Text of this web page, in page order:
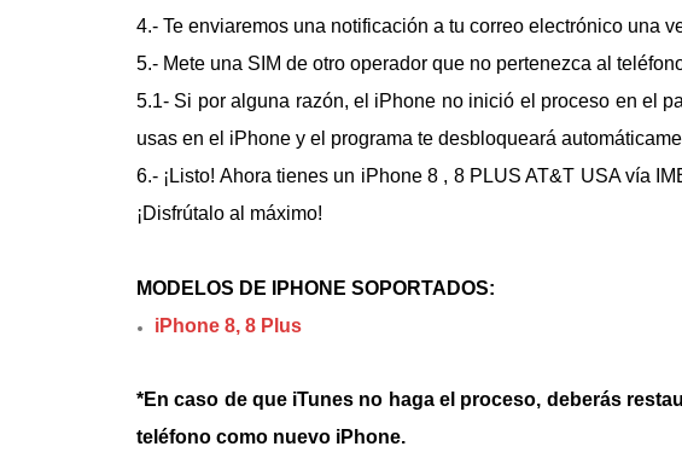
4.- Te enviaremos una notificación a tu correo electrónico una
5.- Mete una SIM de otro operador que no pertenezca al
5.1- Si por alguna razón, el iPhone no inició el proceso en el
usas en el iPhone y el programa te desbloqueará
6.- ¡Listo! Ahora tienes un iPhone 8 , 8 PLUS AT&T USA vía
¡Disfrútalo al máximo!
MODELOS DE IPHONE SOPORTADOS:
iPhone 8, 8 Plus
*En caso de que iTunes no haga el proceso, deberás
teléfono como nuevo iPhone.